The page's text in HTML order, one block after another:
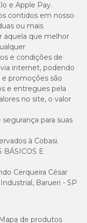
para seu pet, é
Para garantir
seguir a sugestão
veterinário:
e Apple Pay.
contidos em nosso
ou mais
aquela que melhor
e condições de
internet, podendo
e promoções são
e entregues pela
no site, o valor
para suas
à Cobasi.
BÁSICOS E
Cerqueira César
Barueri - SP
Mapa de produtos